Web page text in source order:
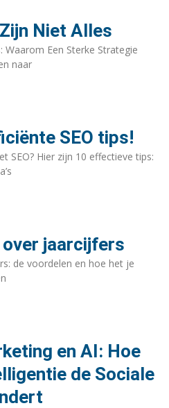
Niet Alles
Waarom Een Sterke Strategie
naar
SEO tips!
SEO? Hier zijn 10 effectieve tips:
jaarcijfers
de voordelen en hoe het je
en AI: Hoe
de Sociale